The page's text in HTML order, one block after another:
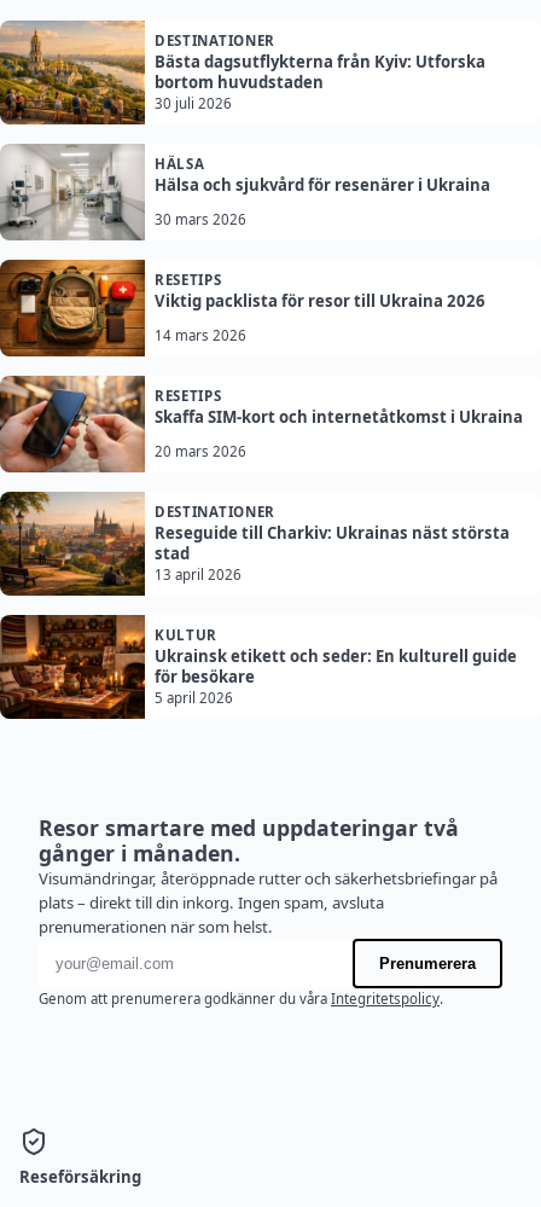
DESTINATIONER
Bästa dagsutflykterna från Kyiv: Utforska
bortom huvudstaden
30 juli 2026
HÄLSA
Hälsa och sjukvård för resenärer i Ukraina
30 mars 2026
RESETIPS
Viktig packlista för resor till Ukraina 2026
14 mars 2026
RESETIPS
Skaffa SIM-kort och internetåtkomst i Ukraina
20 mars 2026
DESTINATIONER
Reseguide till Charkiv: Ukrainas näst största
stad
13 april 2026
KULTUR
Ukrainsk etikett och seder: En kulturell guide
för besökare
5 april 2026
Resor smartare med uppdateringar två
gånger i månaden.
Visumändringar, återöppnade rutter och säkerhetsbriefingar på
plats – direkt till din inkorg. Ingen spam, avsluta
prenumerationen när som helst.
E-postadress
Prenumerera
Genom att prenumerera godkänner du våra Integritetspolicy.
Reseförsäkring